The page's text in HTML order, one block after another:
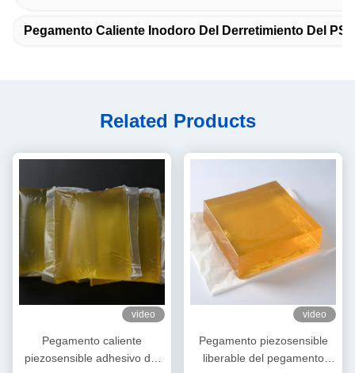
Pegamento Caliente Inodoro Del Derretimiento Del
Related Products
video
Pegamento caliente
piezosensible adhesivo del
video
Pegamento piezosensible
liberable del pegamento